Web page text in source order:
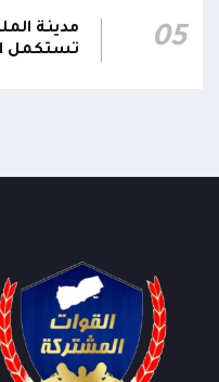
05
مدينة
تستكمل